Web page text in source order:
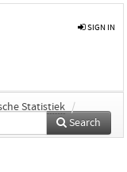
SIGN IN
Statistiek /
Search